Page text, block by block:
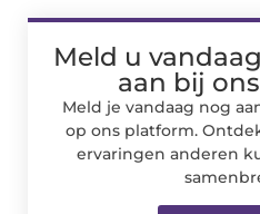
Meld u
aan bij
Meld je vandaag nog
op ons platform.
ervaringen anderen